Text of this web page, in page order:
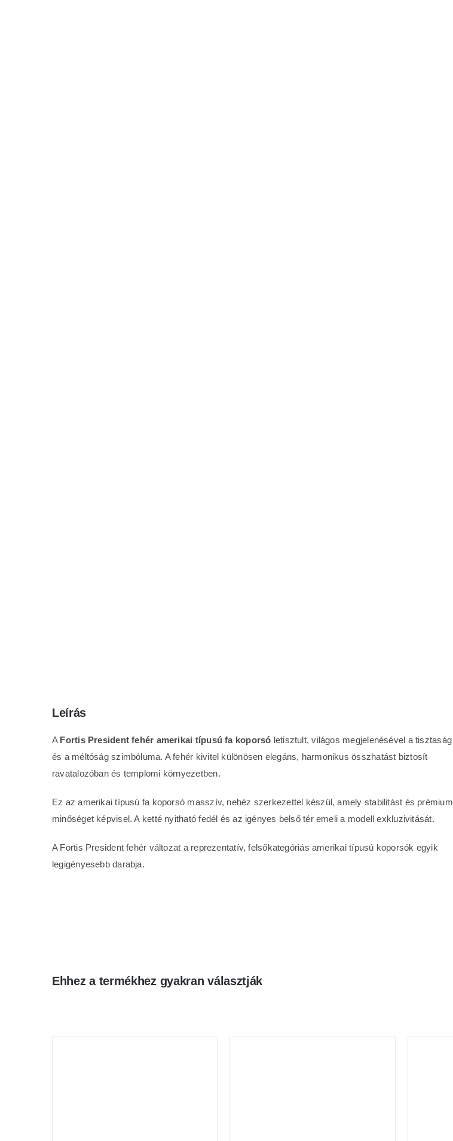
Leírás
A Fortis President fehér amerikai típusú fa koporsó letisztult, világos megjelenésével a tisztaság
és a méltóság szimbóluma. A fehér kivitel különösen elegáns, harmonikus összhatást biztosít
ravatalozóban és templomi környezetben.
Ez az amerikai típusú fa koporsó masszív, nehéz szerkezettel készül, amely stabilitást és prémium
minőséget képvisel. A ketté nyitható fedél és az igényes belső tér emeli a modell exkluzivitását.
A Fortis President fehér változat a reprezentatív, felsőkategóriás amerikai típusú koporsók egyik
legigényesebb darabja.
Ehhez a termékhez gyakran választják